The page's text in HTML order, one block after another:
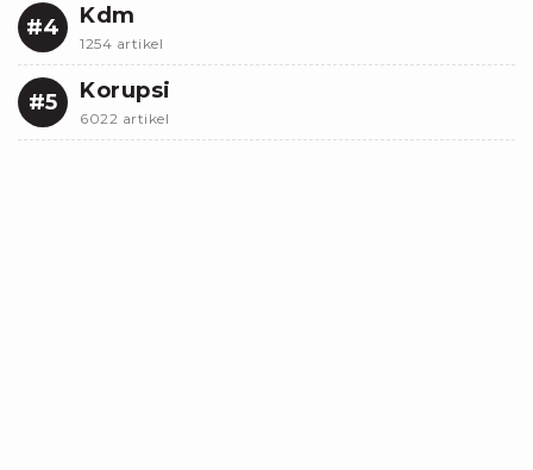
#4 Kdm
1254 artikel
#5 Korupsi
6022 artikel